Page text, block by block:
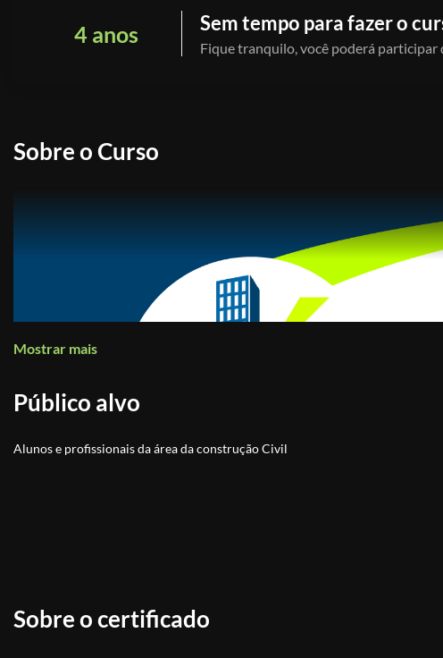
4 anos Sem tempo para fazer o
Fique tranquilo, você poderá participar
Sobre o Curso
Mostrar mais
Público alvo
Alunos e profissionais da área da construção Civil
Sobre o certificado